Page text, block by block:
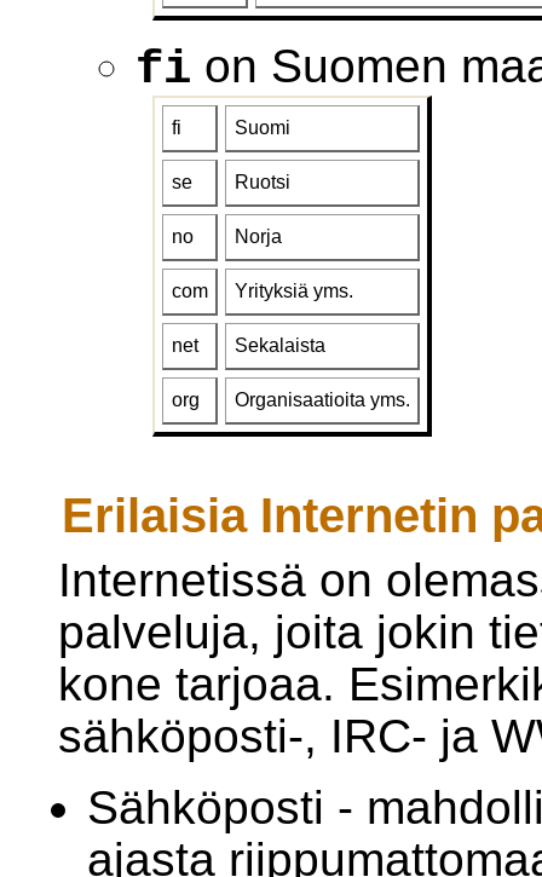
fi on Suomen
fi Suomi
se Ruotsi
no Norja
com Yrityksiä yms.
net Sekalaista
org Organisaatioita yms.
Erilaisia Internetin
Internetissä on
palveluja, joita jokin
kone tarjoaa.
sähköposti-, IRC- ja
Sähköposti -
ajasta